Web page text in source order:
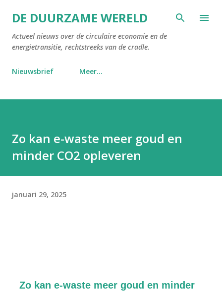
Doorgaan naar hoofdcontent
DE DUURZAME WERELD
Actueel nieuws over de circulaire economie en de
energietransitie, rechtstreeks van de cradle.
Nieuwsbrief Meer…
Zo kan e-waste meer goud en
minder CO2 opleveren
januari 29, 2025
Zo kan e-waste meer goud en minder